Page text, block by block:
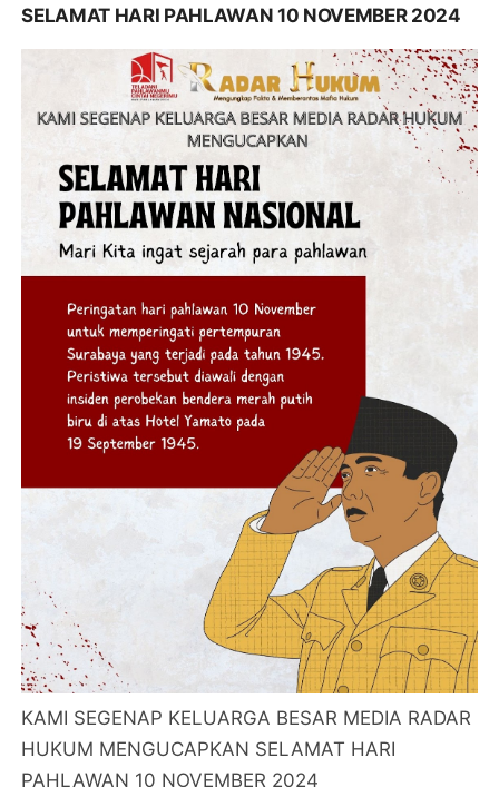
SELAMAT HARI PAHLAWAN 10 NOVEMBER 2024
KAMI SEGENAP KELUARGA BESAR MEDIA RADAR
HUKUM MENGUCAPKAN SELAMAT HARI
PAHLAWAN 10 NOVEMBER 2024